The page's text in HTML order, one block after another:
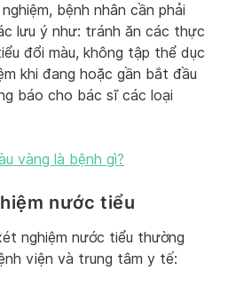
bệnh nhân cần phải
lưu ý như: tránh ăn các thực
đổi màu, không tập thể dục
khi đang hoặc gần bắt đầu
báo cho bác sĩ các loại
vàng là bệnh gì?
nước tiểu
nghiệm nước tiểu thường
viện và trung tâm y tế: